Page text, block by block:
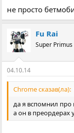
не просто
Fu Rai
Super Primus
04.10.14
Chrome сказав(ла):
да я вспомнил про
а он в преордерах